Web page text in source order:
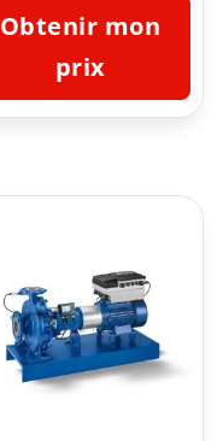
Obtenir mon
prix